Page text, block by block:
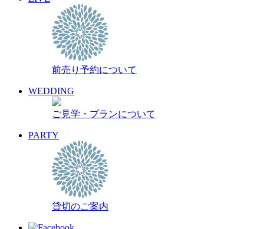
前売り予約について
WEDDING
ご見学・プランについて
PARTY
貸切のご案内